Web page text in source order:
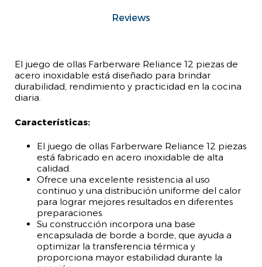
Reviews
El juego de ollas Farberware Reliance 12 piezas de
acero inoxidable está diseñado para brindar
durabilidad, rendimiento y practicidad en la cocina
diaria.
Características:
El juego de ollas Farberware Reliance 12 piezas
está fabricado en acero inoxidable de alta
calidad.
Ofrece una excelente resistencia al uso
continuo y una distribución uniforme del calor
para lograr mejores resultados en diferentes
preparaciones.
Su construcción incorpora una base
encapsulada de borde a borde, que ayuda a
optimizar la transferencia térmica y
proporciona mayor estabilidad durante la